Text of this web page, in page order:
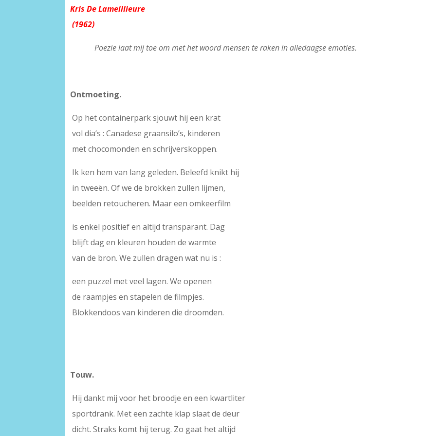
Kris De Lameillieure
(1962)
Poëzie laat mij toe om met het woord mensen te raken in alledaagse emoties.
Ontmoeting.
Op het containerpark sjouwt hij een krat
vol dia’s : Canadese graansilo’s, kinderen
met chocomonden en schrijverskoppen.
Ik ken hem van lang geleden. Beleefd knikt hij
in tweeën. Of we de brokken zullen lijmen,
beelden retoucheren. Maar een omkeerfilm
is enkel positief en altijd transparant. Dag
blijft dag en kleuren houden de warmte
van de bron. We zullen dragen wat nu is :
een puzzel met veel lagen. We openen
de raampjes en stapelen de filmpjes.
Blokkendoos van kinderen die droomden.
Touw.
Hij dankt mij voor het broodje en een kwartliter
sportdrank. Met een zachte klap slaat de deur
dicht. Straks komt hij terug. Zo gaat het altijd